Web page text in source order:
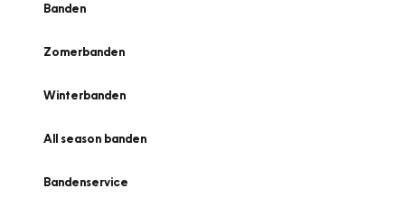
Banden
Zomerbanden
Winterbanden
All season banden
Bandenservice